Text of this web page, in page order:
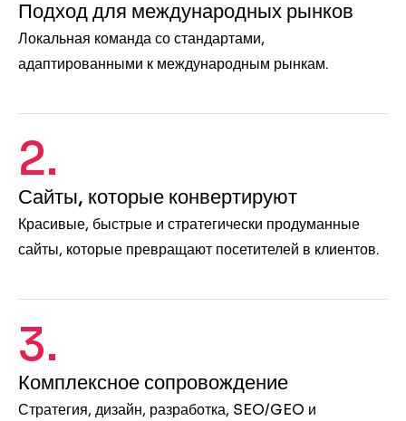
Подход для международных рынков
Локальная команда со стандартами,
адаптированными к международным рынкам.
2.
Сайты, которые конвертируют
Красивые, быстрые и стратегически продуманные
сайты, которые превращают посетителей в клиентов.
3.
Комплексное сопровождение
Стратегия, дизайн, разработка, SEO/GEO и